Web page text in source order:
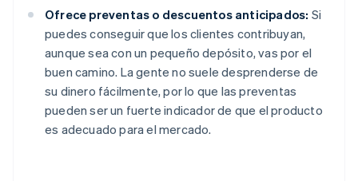
Ofrece preventas o descuentos anticipados: Si
puedes conseguir que los clientes contribuyan,
aunque sea con un pequeño depósito, vas por el
buen camino. La gente no suele desprenderse de
su dinero fácilmente, por lo que las preventas
pueden ser un fuerte indicador de que el producto
es adecuado para el mercado.